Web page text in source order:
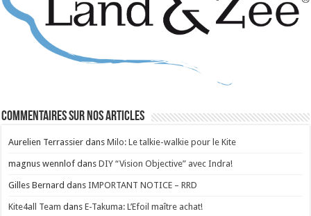
Commentaires sur nos articles
Aurelien Terrassier dansMilo: Le talkie-walkie pour le Kite
magnus wennlof dansDIY “Vision Objective” avec Indra!
Gilles Bernard dansIMPORTANT NOTICE – RRD
Kite4all Team dansE-Takuma: L’Efoil maître achat!